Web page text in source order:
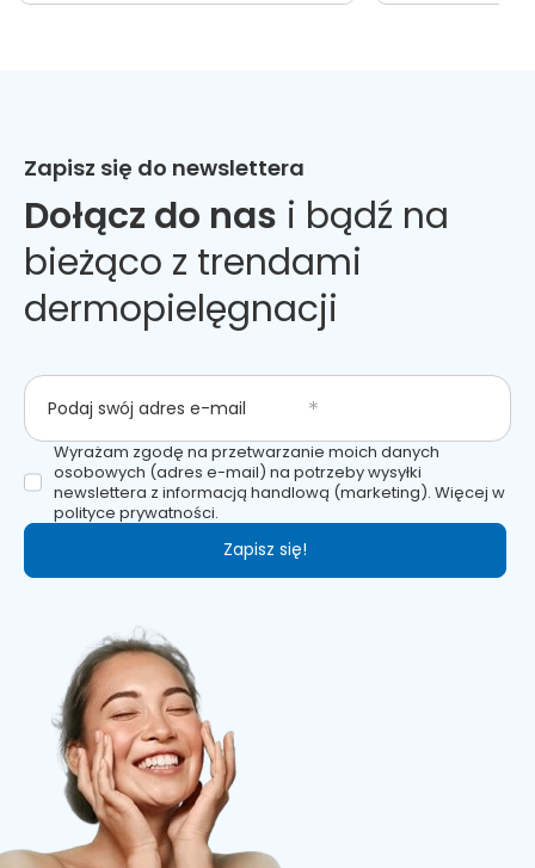
Zapisz się do newslettera
Dołącz do nas i bądź na
bieżąco z trendami
dermopielęgnacji
Podaj swój adres e-mail
Wyrażam zgodę na przetwarzanie moich danych
osobowych (adres e-mail) na potrzeby wysyłki
newslettera z informacją handlową (marketing). Więcej w
polityce prywatności.
Zapisz się!